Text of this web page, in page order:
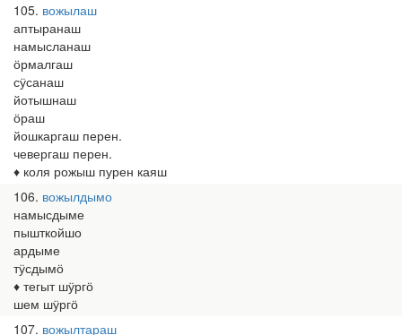
105 вожылаш
аптыранаш
намысланаш
ӧрмалгаш
сӱсанаш
йотышнаш
ӧраш
йошкаргаш перен.
чевергаш перен.
♦ коля рожыш пурен каяш
106 вожылдымо
намысдыме
пышткойшо
ардыме
тӱсдымӧ
♦ тегыт шӱргӧ
шем шӱргӧ
107 вожылтараш